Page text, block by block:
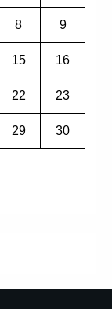
8 9
15 16
22 23
29 30